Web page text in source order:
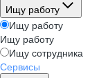
Ищу работу
Ищу работу
Ищу работу
Ищу сотрудника
Сервисы